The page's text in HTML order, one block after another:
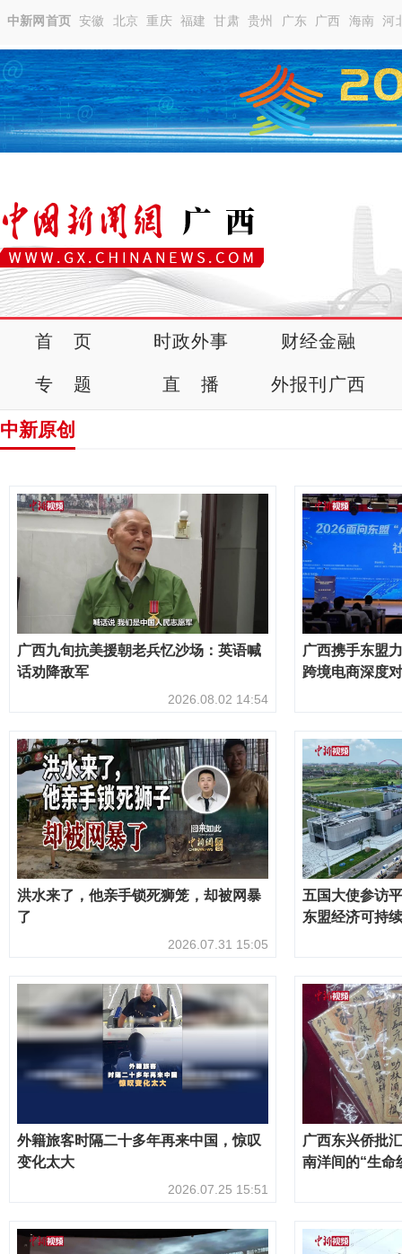
中新网首页 安徽 北京 重庆 福建 甘肃 贵州 广东 广西 海南 河
首 页 时政外事 财经金融
专 题 直 播 外报刊广西
中新原创
广西九旬抗美援朝老兵忆沙场：英语喊
话劝降敌军
2026.08.02 14:54
广西携手东盟
跨境电商深度
洪水来了，他亲手锁死狮笼，却被网暴
了
2026.07.31 15:05
五国大使参访
东盟经济可持
外籍旅客时隔二十多年再来中国，惊叹
变化太大
2026.07.25 15:51
广西东兴侨批
南洋间的“生命